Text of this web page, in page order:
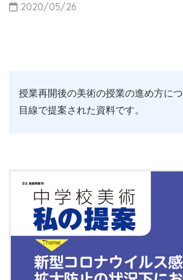
2020/05/26
授業再開後の美術の授業の進め方に
目線で提案された資料です。